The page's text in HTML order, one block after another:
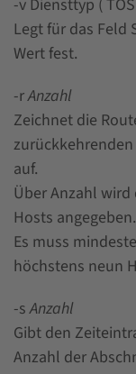
-v Diensttyp (
Legt für das Feld
Wert fest.
-rAnzahl
Zeichnet die
auf.
Über Anzahl
Hosts angegeben.
Es muss
höchstens neun
-sAnzahl
Gibt den
Anzahl der